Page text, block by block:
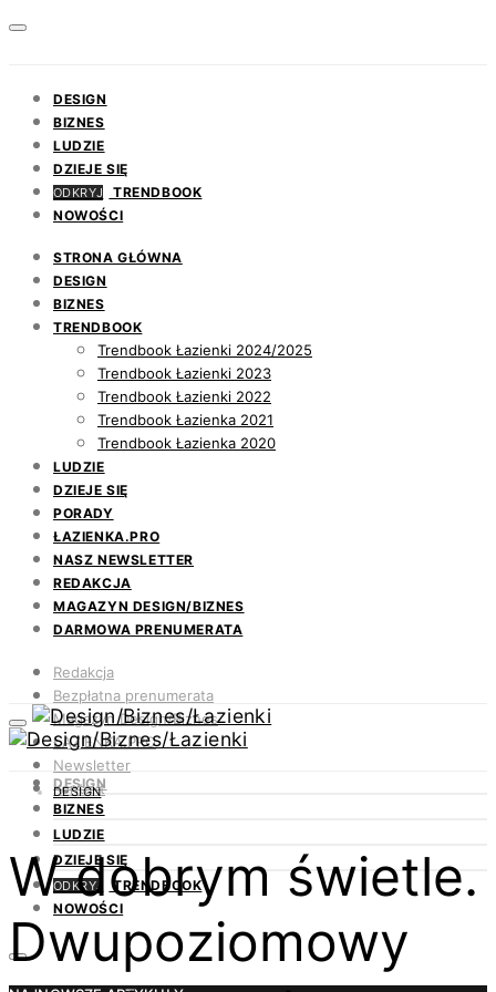
DESIGN
BIZNES
LUDZIE
DZIEJE SIĘ
ODKRYJ
TRENDBOOK
NOWOŚCI
STRONA GŁÓWNA
DESIGN
BIZNES
TRENDBOOK
Trendbook Łazienki 2024/2025
Trendbook Łazienki 2023
Trendbook Łazienki 2022
Trendbook Łazienka 2021
Trendbook Łazienka 2020
LUDZIE
DZIEJE SIĘ
PORADY
ŁAZIENKA.PRO
NASZ NEWSLETTER
REDAKCJA
MAGAZYN DESIGN/BIZNES
DARMOWA PRENUMERATA
Redakcja
Bezpłatna prenumerata
Magazyn Design/Biznes
ŁAZIENKA.PRO
Newsletter
Kontakt
DESIGN
BIZNES
LUDZIE
DZIEJE SIĘ
ODKRYJ
TRENDBOOK
NOWOŚCI
DESIGN
W dobrym świetle.
Dwupoziomowy